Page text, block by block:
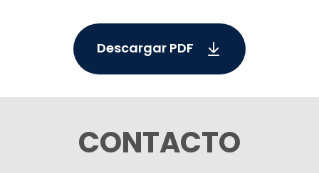
Descargar PDF
CONTACTO